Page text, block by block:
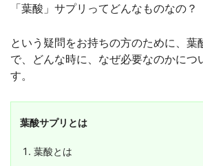
「葉酸」サプリってどんなものなの？
という疑問をお持ちの方のために、葉
で、どんな時に、なぜ必要なのかにつ
す。
葉酸サプリとは
葉酸とは